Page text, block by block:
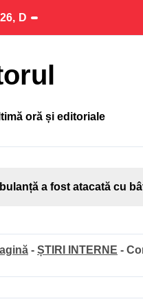
D
oră și editoriale
a fost atacată cu
- ȘTIRI INTERNE -